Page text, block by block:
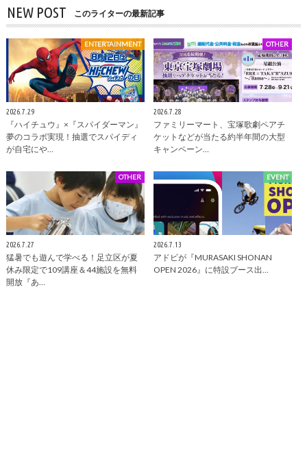
NEW POST このライターの最新記事
ENTERTAINMENT
2026.7.29
『ハイチュウ』×『スパイダーマン』
夢のコラボ実現！抽選でスパイディ
が自宅にや…
OTHER
2026.7.28
ファミリーマート、宝塚歌劇ペアチ
ケットなどが当たる約半年間の大型
キャンペーン…
OTHER
2026.7.27
猛暑でも遊んで学べる！足立区が夏
休み限定で109講座＆44施設を無料
開放『あ…
EVENT
2026.7.13
アドビが『MURASAKI SHONAN
OPEN 2026』に特設ブース出…